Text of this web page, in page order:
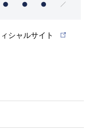
シャルサイト